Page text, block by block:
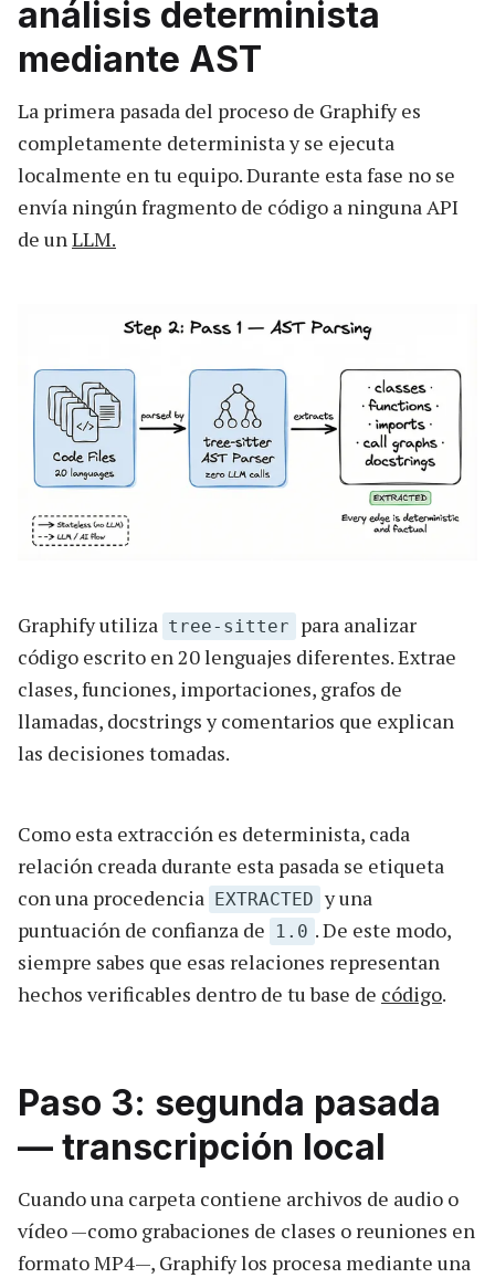
análisis determinista
mediante AST
La primera pasada del proceso de Graphify es
completamente determinista y se ejecuta
localmente en tu equipo. Durante esta fase no se
envía ningún fragmento de código a ninguna API
de unLLM.
Graphify utiliza tree-sitter
para analizar
código escrito en 20 lenguajes diferentes. Extrae
clases, funciones, importaciones, grafos de
llamadas, docstrings y comentarios que explican
las decisiones tomadas.
Como esta extracción es determinista, cada
relación creada durante esta pasada se etiqueta
con una procedencia EXTRACTED y una
puntuación de confianza de
1.0 . De este modo,
siempre sabes que esas relaciones representan
hechos verificables dentro de tu base de código.
Paso 3: segunda pasada
— transcripción local
Cuando una carpeta contiene archivos de audio o
vídeo —como grabaciones de clases o reuniones en
formato MP4—, Graphify los procesa mediante una